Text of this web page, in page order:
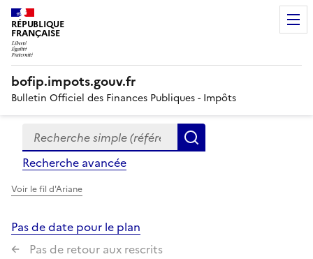
RÉPUBLIQUE
FRANÇAISE
bofip.impots.gouv.fr
Bulletin Officiel des Finances Publiques - Impôts
Formulaire
de
recherche
Recherche simple (références, mots clés, partie du
Recherche avancée
Voir le fil d'Ariane
Pas de date pour le plan
Pas de retour aux rescrits